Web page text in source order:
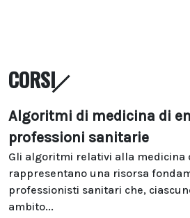
CORSI
Algoritmi di medicina di
professioni sanitarie
Gli algoritmi relativi alla medicina
rappresentano una risorsa
professionisti sanitari che,
ambito...